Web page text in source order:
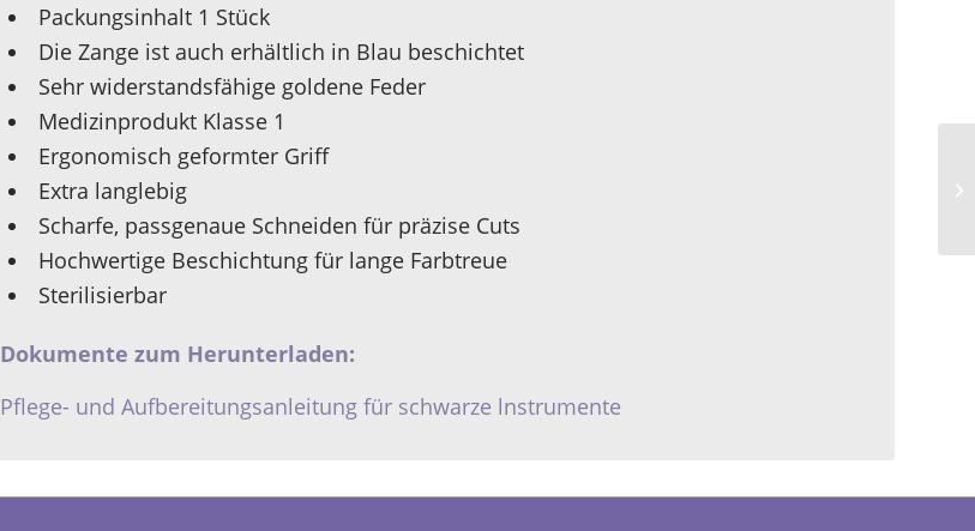
Packungsinhalt 1 Stück
Die Zange ist auch erhältlich in Blau beschichtet
Sehr widerstandsfähige goldene Feder
Medizinprodukt Klasse 1
Ergonomisch geformter Griff
Extra langlebig
Scharfe, passgenaue Schneiden für präzise Cuts
Hochwertige Beschichtung für lange Farbtreue
Sterilisierbar
Dokumente zum Herunterladen:
Pflege- und Aufbereitungsanleitung für schwarze lnstrumente